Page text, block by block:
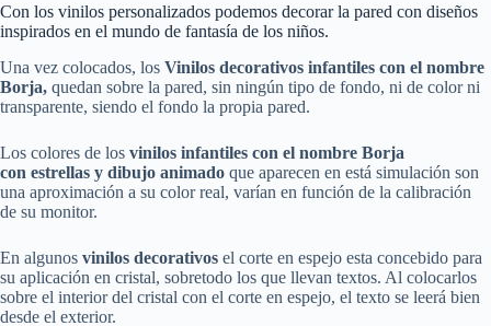
Con los vinilos personalizados podemos decorar la pared con diseños
inspirados en el mundo de fantasía de los niños.
Una vez colocados, los Vinilos decorativos infantiles con el nombre
Borja, quedan sobre la pared, sin ningún tipo de fondo, ni de color ni
transparente, siendo el fondo la propia pared.
Los colores de los vinilos infantiles con el nombre Borja
con estrellas y dibujo animado que aparecen en está simulación son
una aproximación a su color real, varían en función de la calibración
de su monitor.
En algunos vinilos decorativos el corte en espejo esta concebido para
su aplicación en cristal, sobretodo los que llevan textos. Al colocarlos
sobre el interior del cristal con el corte en espejo, el texto se leerá bien
desde el exterior.